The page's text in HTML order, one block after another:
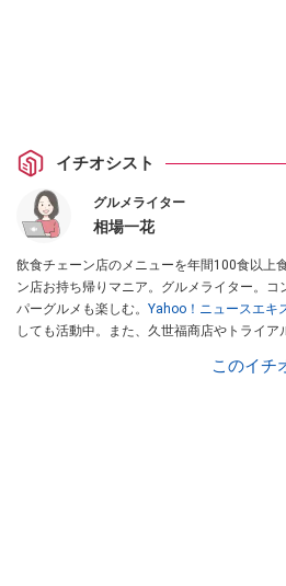
イチオシスト
グルメライター
相場一花
飲食チェーン店のメニューを年間100食以上
ン店お持ち帰りマニア。グルメライター。コ
パーグルメも楽しむ。 Yahoo！ニュースエキ
しても活動中。また、久世福商店やトライア
、集英社「週
このイチ